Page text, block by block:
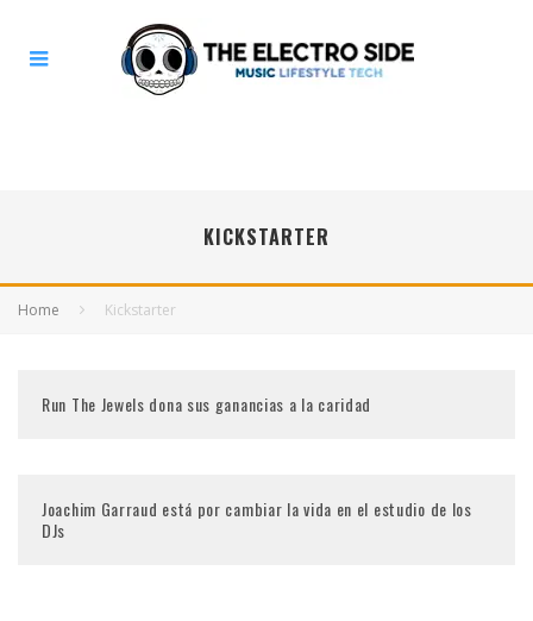
KICKSTARTER
Home Kickstarter
Run The Jewels dona sus ganancias a la caridad
Joachim Garraud está por cambiar la vida en el estudio de los
DJs